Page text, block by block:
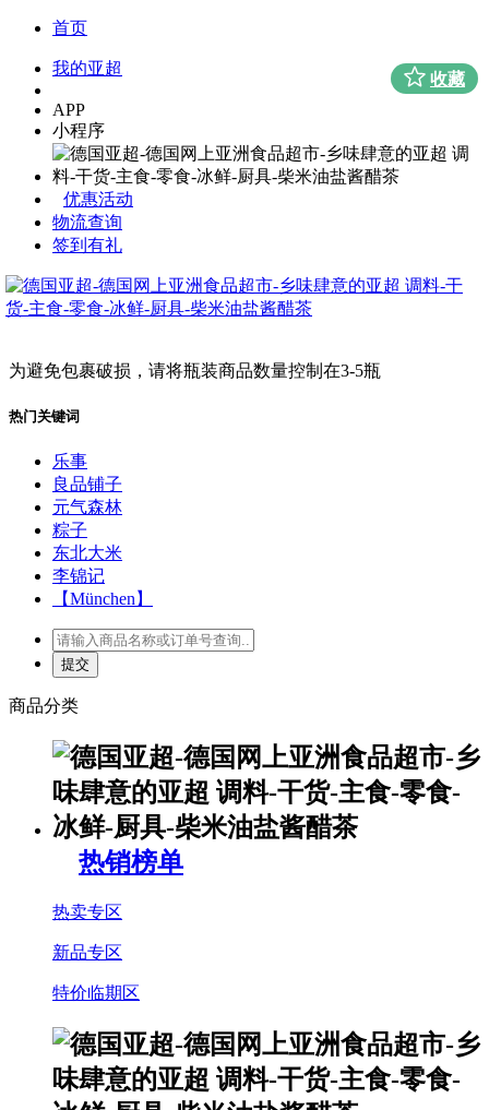
首页
我的亚超
APP
小程序
优惠活动
物流查询
签到有礼
为避免包裹破损，请将瓶装商品数量控制在3-5瓶
热门关键词
乐事
良品铺子
元气森林
粽子
东北大米
李锦记
【München】
商品分类
热销榜单
热卖专区
新品专区
特价临期区
收藏